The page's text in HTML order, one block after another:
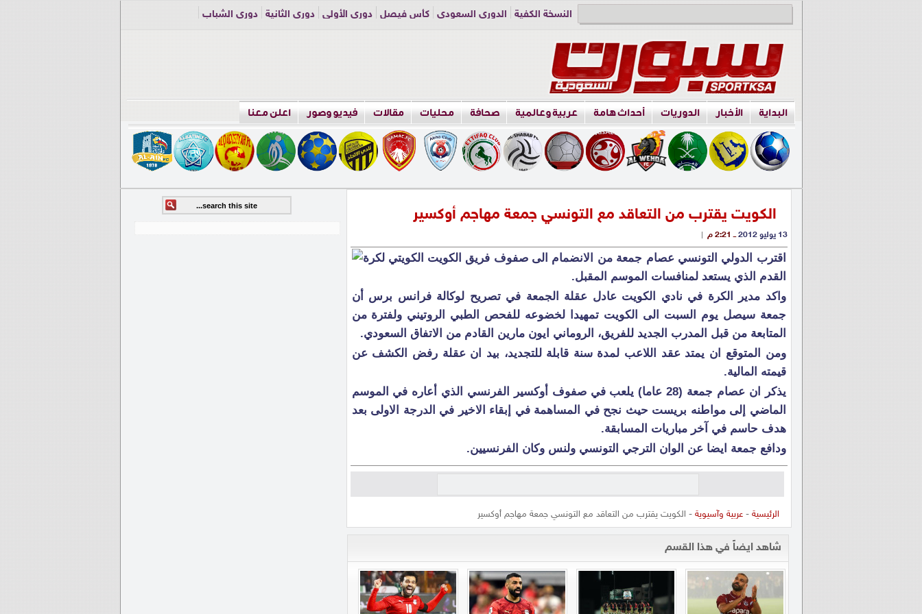
النسخة الكفية الدوري السعودي كأس فيصل دوري الأولى دوري الثانية
دوري الشباب
البداية الأخبار الدوريات أحداث هامة عربية وعالمية صحافة محليات مقالات فيديو وصور اعلن معنا
الكويت يقترب من التعاقد مع التونسي جمعة مهاجم أوكسير
13 يوليو 2012 ــ 2:21 م |
اقترب الدولي التونسي عصام جمعة من الانضمام الى صفوف فريق الكويت الكويتي لكرة
القدم الذي يستعد لمنافسات الموسم المقبل.
واكد مدير الكرة في نادي الكويت عادل عقلة الجمعة في تصريح لوكالة فرانس برس أن
جمعة سيصل يوم السبت الى الكويت تمهيدا لخضوعه للفحص الطبي الروتيني ولفترة من
المتابعة من قبل المدرب الجديد للفريق، الروماني ايون مارين القادم من الاتفاق السعودي.
ومن المتوقع ان يمتد عقد اللاعب لمدة سنة قابلة للتجديد، بيد ان عقلة رفض الكشف عن
قيمته المالية.
يذكر ان عصام جمعة (28 عاما) يلعب في صفوف أوكسير الفرنسي الذي أعاره في الموسم
الماضي إلى مواطنه بريست حيث نجح في المساهمة في إبقاء الاخير في الدرجة الاولى بعد
هدف حاسم في آخر مباريات المسابقة.
ودافع جمعة ايضا عن الوان الترجي التونسي ولنس وكان الفرنسيين.
الرئيسية -عربية وآسيوية - الكويت يقترب من التعاقد مع التونسي جمعة مهاجم أوكسير
شاهد ايضاً في هذا القسم